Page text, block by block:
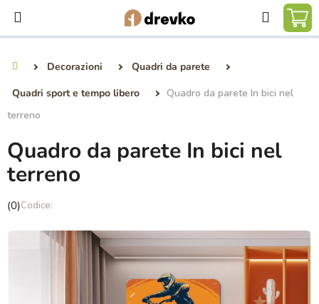
contenuto
Ricerca
Decorazioni
Quadri da parete
Quadri sport e tempo libero
Quadro da parete In bici nel
terreno
Quadro da parete In bici nel
terreno
La
media
(0)